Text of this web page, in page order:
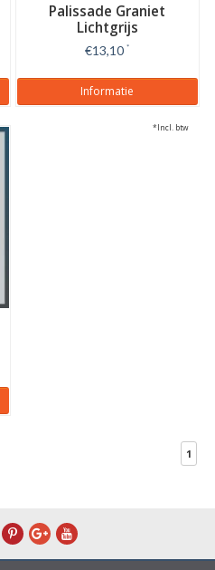
Palissade Graniet
Lichtgrijs
Gebouchardeerd/gevlamd
€13,10 *
Informatie
*Incl. btw
1